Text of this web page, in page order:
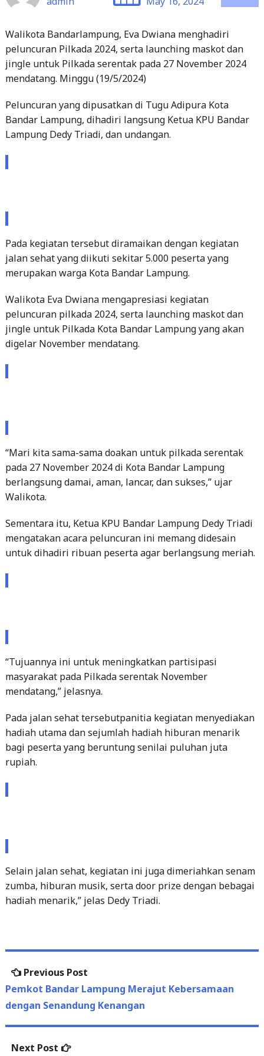
jingle untuk Pilkada serentak pada 27 November 2024
mendatang. Minggu (19/5/2024)
Peluncuran yang dipusatkan di Tugu Adipura Kota
Bandar Lampung, dihadiri langsung Ketua KPU Bandar
Lampung Dedy Triadi, dan undangan.
Pada kegiatan tersebut diramaikan dengan kegiatan
jalan sehat yang diikuti sekitar 5.000 peserta yang
merupakan warga Kota Bandar Lampung.
Walikota Eva Dwiana mengapresiasi kegiatan
peluncuran pilkada 2024, serta launching maskot dan
jingle untuk Pilkada Kota Bandar Lampung yang akan
digelar November mendatang.
“Mari kita sama-sama doakan untuk pilkada serentak
pada 27 November 2024 di Kota Bandar Lampung
berlangsung damai, aman, lancar, dan sukses,” ujar
Walikota.
Sementara itu, Ketua KPU Bandar Lampung Dedy Triadi
mengatakan acara peluncuran ini memang didesain
untuk dihadiri ribuan peserta agar berlangsung meriah.
“Tujuannya ini untuk meningkatkan partisipasi
masyarakat pada Pilkada serentak November
mendatang,” jelasnya.
Pada jalan sehat tersebutpanitia kegiatan menyediakan
hadiah utama dan sejumlah hadiah hiburan menarik
bagi peserta yang beruntung senilai puluhan juta
rupiah.
Selain jalan sehat, kegiatan ini juga dimeriahkan senam
zumba, hiburan musik, serta door prize dengan bebagai
hadiah menarik,” jelas Dedy Triadi.
navigationpost:
Pemkot Bandar Lampung Merajut Kebersamaan
dengan Senandung Kenangan
Next Post
Next
post:
Walikota Dukung UMKM di Bandar Lampung Naik
Kelas